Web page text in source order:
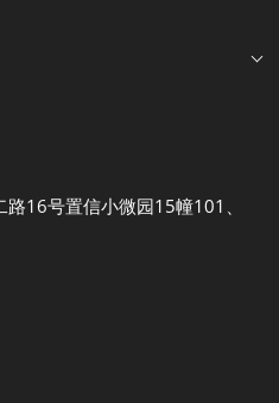
16号置信小微园15幢101、